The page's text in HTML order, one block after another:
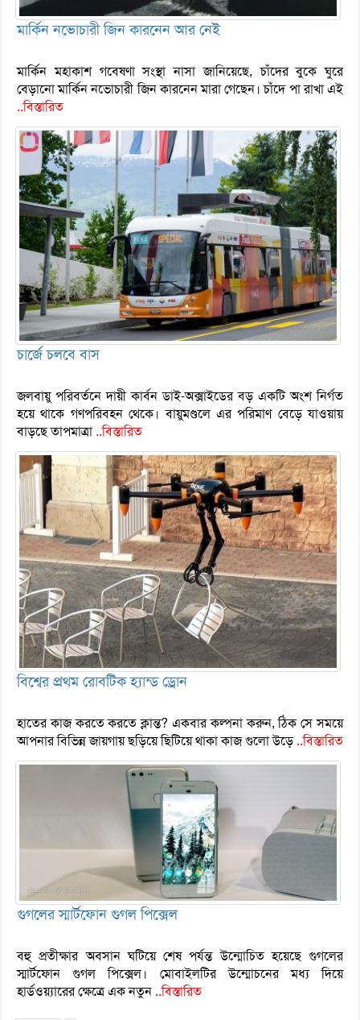
মার্কিন নভোচারী জিন কারনেন আর নেই
মার্কিন মহাকাশ গবেষণা সংস্থা নাসা জানিয়েছে, চাঁদের বুকে ঘুরে
বেড়ানো মার্কিন নভোচারী জিন কারনেন মারা গেছেন। চাঁদে পা রাখা এই
..বিস্তারিত
চার্জে চলবে বাস
জলবায়ু পরিবর্তনে দায়ী কার্বন ডাই-অক্সাইডের বড় একটি অংশ নির্গত
হয়ে থাকে গণপরিবহন থেকে। বায়ুমণ্ডলে এর পরিমাণ বেড়ে যাওয়ায়
বাড়ছে তাপমাত্রা..বিস্তারিত
বিশ্বের প্রথম রোবটিক হ্যান্ড ড্রোন
হাতের কাজ করতে করতে ক্লান্ত? একবার কল্পনা করুন, ঠিক সে সময়ে
আপনার বিভিন্ন জায়গায় ছড়িয়ে ছিটিয়ে থাকা কাজ গুলো উড়ে..বিস্তারিত
গুগলের স্মার্টফোন গুগল পিক্সেল
বহু প্রতীক্ষার অবসান ঘটিয়ে শেষ পর্যন্ত উন্মোচিত হয়েছে গুগলের
স্মার্টফোন গুগল পিক্সেল। মোবাইলটির উন্মোচনের মধ্য দিয়ে
হার্ডওয়্যারের ক্ষেত্রে এক নতুন ..বিস্তারিত